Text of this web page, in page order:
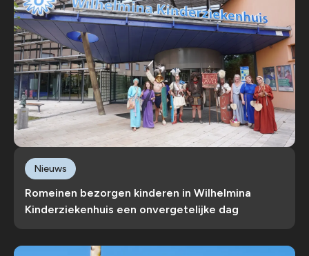
Romeinen bezorgen kinderen in Wilhelmina
Kinderziekenhuis een onvergetelijke dag
Nieuws